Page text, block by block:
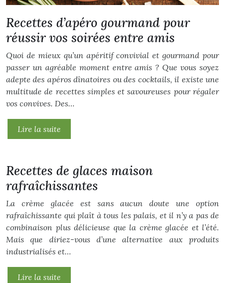
Recettes d’apéro gourmand pour
réussir vos soirées entre amis
Quoi de mieux qu’un apéritif convivial et gourmand pour
passer un agréable moment entre amis ? Que vous soyez
adepte des apéros dînatoires ou des cocktails, il existe une
multitude de recettes simples et savoureuses pour régaler
vos convives. Des…
Lire la suite
Recettes de glaces maison
rafraîchissantes
La crème glacée est sans aucun doute une option
rafraîchissante qui plaît à tous les palais, et il n’y a pas de
combinaison plus délicieuse que la crème glacée et l’été.
Mais que diriez-vous d’une alternative aux produits
industrialisés et…
Lire la suite